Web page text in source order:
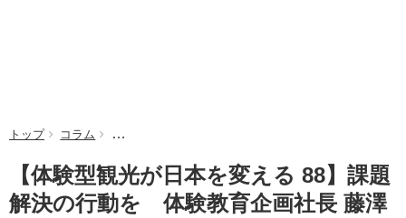
トップ コラム 【体験型観光が日本を変える 88】課題解決の行動を
【体験型観光が日本を変える 88】課題
解決の行動を 体験教育企画社長 藤澤